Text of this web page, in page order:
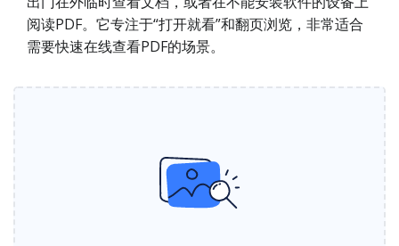
阅读PDF。它专注于“打开就看”和翻页浏览，非常适合
需要快速在线查看PDF的场景。